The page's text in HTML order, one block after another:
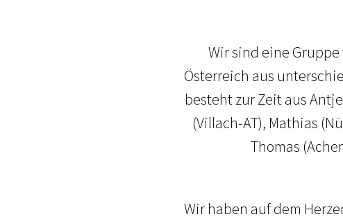
Wir sind eine
Österreich aus
besteht zur Zeit aus
(Villach-AT), Mathias
Thomas
Wir haben auf dem